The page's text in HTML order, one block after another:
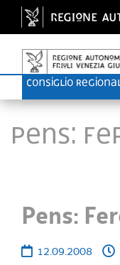
Pens:
Pens:
12.09.2008